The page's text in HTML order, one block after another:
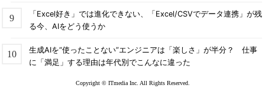
「Excel好き」では進化できない、「Excel/CSVでデータ連携」が残
る今、AIをどう使うか
生成AIを“使ったことない”エンジニアは「楽しさ」が半分？ 仕事
に「満足」する理由は年代別でこんなに違った
Copyright © ITmedia Inc. All Rights Reserved.